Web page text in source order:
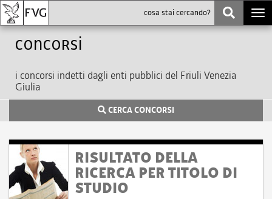
Concorsi
i concorsi indetti dagli enti pubblici del Friuli Venezia
Giulia
CERCA CONCORSI
RISULTATO DELLA
RICERCA PER TITOLO DI
STUDIO